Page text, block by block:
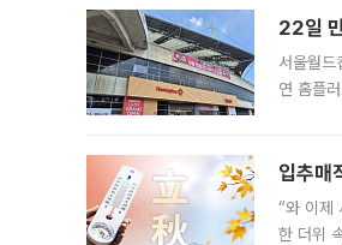
22일
서울월
연 홈플
입추매
“와 이제
한 더위